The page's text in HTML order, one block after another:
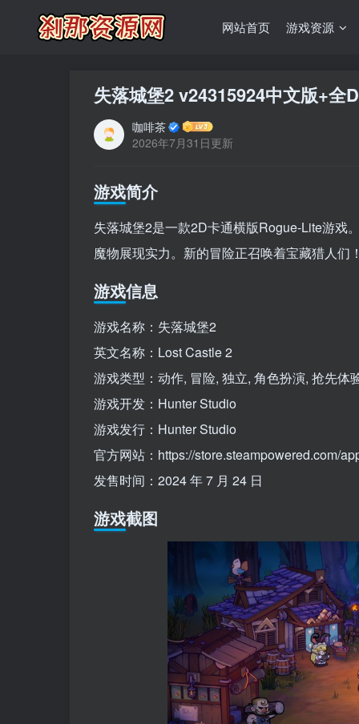
网站首页 游戏资源
失落城堡2 v24315924中文版+全
咖啡茶
2026年7月31日更新
游戏简介
失落城堡2是一款2D卡通横版Rogue-Lite游戏
魔物展现实力。新的冒险正召唤着宝藏猎人们
游戏信息
游戏名称：失落城堡2
英文名称：Lost Castle 2
游戏类型：动作, 冒险, 独立, 角色扮演, 抢先体
游戏开发：Hunter Studio
游戏发行：Hunter Studio
官方网站：https://store.steampowered.com/
发售时间：2024 年 7 月 24 日
游戏截图